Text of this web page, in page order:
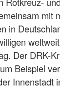
mit
in
Der DRK-
Beispiel
Innenstadt